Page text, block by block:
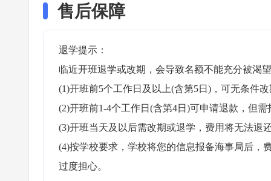
售后保障
退学提示：
临近开班退学或改期，会导致名额不能充分被渴
(1)开班前5个工作日及以上(含第5日)，可无条件
(2)开班前1-4个工作日(含第4日)可申请退款，但
(3)开班当天及以后需改期或退学，费用将无法退
(4)按学校要求，学校将您的信息报备海事局后，
过度担心。